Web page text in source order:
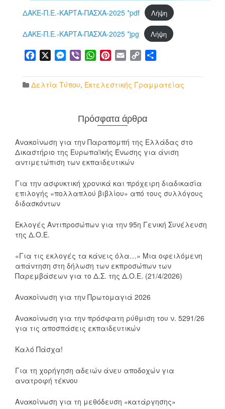
ΔΑΚΕ-Π.Ε.-ΚΑΡΤΑ-ΠΑΣΧΑ-2025 *pdf Λήψη
ΔΑΚΕ-Π.Ε.-ΚΑΡΤΑ-ΠΑΣΧΑ-2025 *jpg Λήψη
Facebook Messenger
Viber WhatsApp
Pinterest
Email Copy
Δελτία Τύπου, Εκτελεστικής Γραμματείας
Πρόσφατα άρθρα
Ανακοίνωση για την Παραπομπή της Ελλάδας στο
Δικαστήριο της Ευρωπαϊκής Ένωσης για άνιση
αντιμετώπιση των εκπαιδευτικών
Για την ασφυκτική χρονικά και πρόχειρη διαδικασία
επιλογής «πολλαπλού βιβλίου» από τους συλλόγους
διδασκόντων
Εκλογές Αντιπροσώπων για την 95η Γενική Συνέλευση
της Δ.Ο.Ε.
«Για τις εκλογές τα κάνεις όλα…» Μια οφειλόμενη
απάντηση στη δήλωση των εκπροσώπων των
Παρεμβάσεων για το Δ.Σ. της Δ.Ο.Ε. (21/4/2026)
Ανακοίνωση για την Πρωτομαγιά 2026
Ανακοίνωση για την πρόσφατη ρύθμιση του ν. 5291/26
για τις αποσπάσεις εκπαιδευτικών
Καλό Πάσχα!
Για τη χορήγηση αδειών άνευ αποδοχών για
ανατροφή τέκνου
Ανακοίνωση για τη μεθόδευση «κατάργησης»